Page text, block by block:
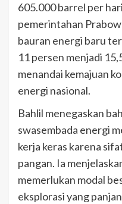
605.000 barrel per
pemerintahan
bauran energi baru
11 persen menjadi
menandai kemajuan
energi nasional.
Bahlil menegaskan
swasembada energi
kerja keras karena
pangan. Ia
memerlukan modal
eksplorasi yang